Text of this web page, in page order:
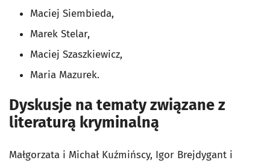
Maciej Siembieda,
Marek Stelar,
Maciej Szaszkiewicz,
Maria Mazurek.
Dyskusje na tematy związane z
literaturą kryminalną
Małgorzata i Michał Kuźmińscy, Igor Brejdygant i